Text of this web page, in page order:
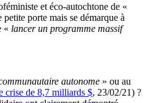
et éco-autochtone de «
porte mais se démarque à
« lancer un programme massif
autonome » ou au
crise de 8,7 milliards $, 23/02/21) ?